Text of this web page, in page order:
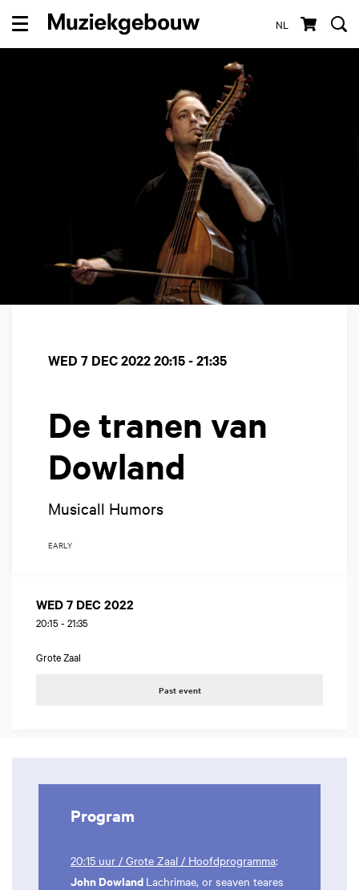
NL
Menu
De tranen van
Dowland
Musicall Humors
WED 7 DEC 202220:15 - 21:35
EARLY
WED 7 DEC 2022
20:15 - 21:35
Grote Zaal
Past event
Program
20:15 uur / Grote Zaal / Hoofdprogramma:
John Dowland Lachrimae, or seaven teares